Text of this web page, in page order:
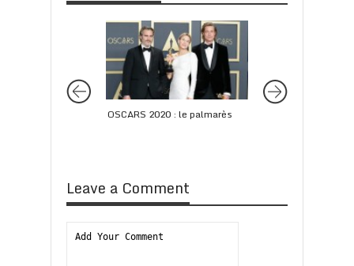
OSCARS 2020 : le palmarès
Leave a Comment